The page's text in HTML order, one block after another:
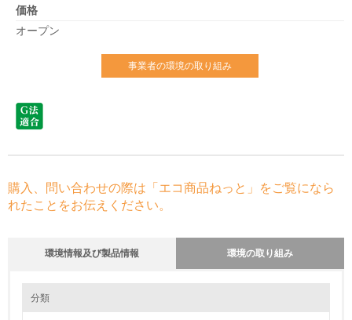
価格
オープン
事業者の環境の取り組み
購入、問い合わせの際は「エコ商品ねっと」をご覧になら
れたことをお伝えください。
環境情報及び製品情報 環境の取り組み
分類